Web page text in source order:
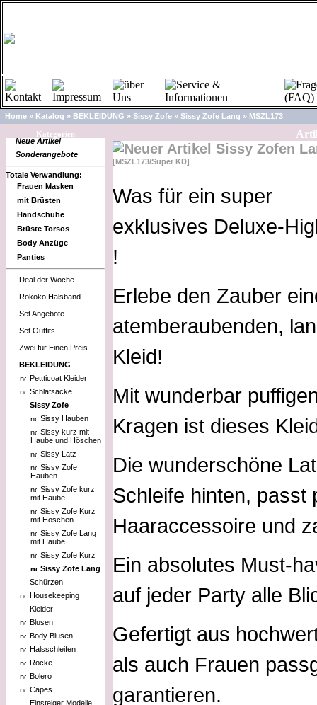
Home » Katalog » BEKLEIDUNG » Sissy Zofe » Sissy Zofe Lang » MSZL173
Kategorien
Neue Artikel
Sonderangebote
Totale Verwandlung:
Frauen Masken
mit Brüsten
Handschuhe
Brüste Torsos
Body Anzüge
Panties
Deal der Woche
Rokoko Halsband
Set Angebote
Set Outfits
Zwei für Einen Preis
BEKLEIDUNG
Pettticoat Kleider
Schlafsäcke
Sissy Zofe
Sissy Hauben
Sissy kurz mit
Haube und Höschen
Sissy Latz
Sissy Zofe
Hauben
Sissy Zofe kurz
mit Haube
Sissy Zofe Kurz
mit Höschen
Sissy Zofe Lang
mit Haube
Sissy Zofe Kurz
Sissy Zofe Lang
Schürzen
Housekeeping
Kleider
Blusen
Body Blusen
Halsschleifen
Röcke
Bolero
Capes
Einsteiger Modelle
Sissy Zofen
[MSZL173/Super KD]
Was für ein super
exklusives Deluxe-
!
Erlebe den Zauber
atemberaubenden,
Kleid!
Mit wunderbar
Kragen ist dieses
Die wunderschöne
Schleife hinten,
Haaraccessoire und
Ein absolutes Must-
auf jeder Party alle
Gefertigt aus
als auch Frauen
garantieren.